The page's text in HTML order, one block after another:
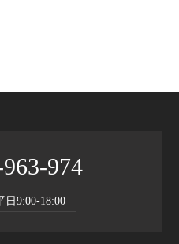
974
日9:00-18:00